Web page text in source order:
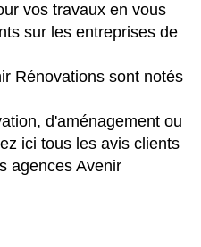
vos travaux en vous
sur les entreprises de
Rénovations sont notés
d'aménagement ou
ici tous les avis clients
agences Avenir